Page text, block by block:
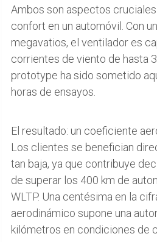
Ambos son aspectos
confort en un automóvil. Con
megavatios, el ventilador es
corrientes de viento de hasta
prototype ha sido sometido
horas de ensayos.
El resultado: un coeficiente
Los clientes se benefician
tan baja, ya que contribuye
de superar los 400 km de
WLTP. Una centésima en la
aerodinámico supone una
kilómetros en condiciones de